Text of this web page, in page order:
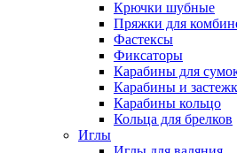
Крючки шубные
Пряжки для
Фастексы
Фиксаторы
Карабины для
Карабины и
Карабины кольцо
Кольца для брелков
Иглы